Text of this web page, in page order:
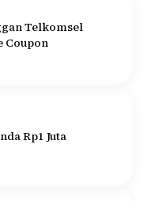
Telkomsel
Coupon
Rp1 Juta